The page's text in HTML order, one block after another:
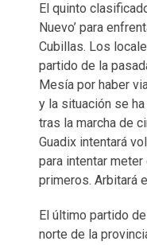
El quinto
Nuevo’ para
Cubillas. Los
partido de la
Mesía por haber
y la situación se
tras la marcha de
Guadix intentará
para intentar
primeros. Arbitará
El último partido
norte de la